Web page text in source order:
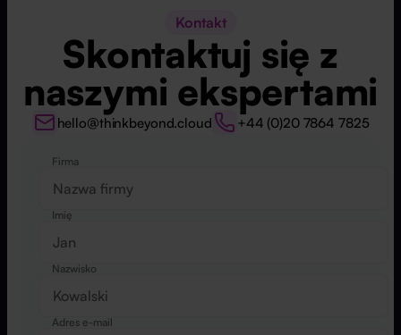
Kontakt
Skontaktuj się z
naszymi ekspertami
hello@thinkbeyond.cloud +44 (0)20 7864 7825
Firma
Imię
Nazwisko
Adres e-mail